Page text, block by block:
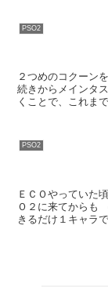
PSO2
２つめのコクーン
続きからメインタ
くことで、これま
PSO2
ＥＣＯやっていた
Ｏ２に来てからも
きるだけ１キャラ